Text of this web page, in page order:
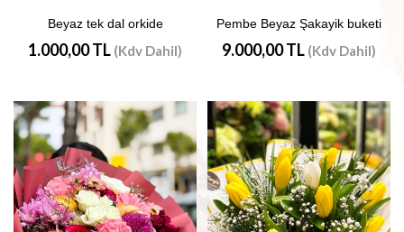
Beyaz tek dal orkide
1.000,00 TL (Kdv Dahil)
Pembe Beyaz Şakayik buketi
9.000,00 TL (Kdv Dahil)